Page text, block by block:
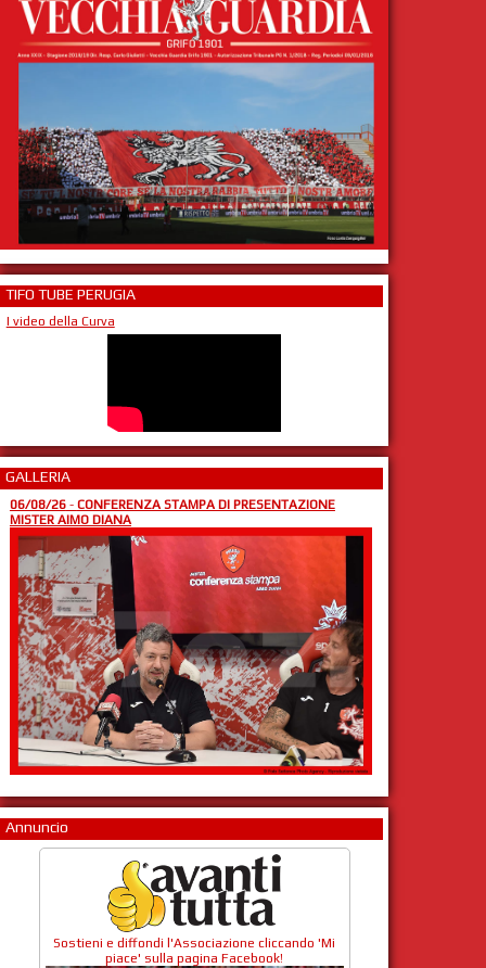
TIFO TUBE PERUGIA
I video della Curva
GALLERIA
06/08/26- CONFERENZA STAMPA DI PRESENTAZIONE
MISTER AIMO DIANA
Annuncio
Sostieni e diffondi l'Associazione cliccando 'Mi
piace' sulla pagina Facebook!